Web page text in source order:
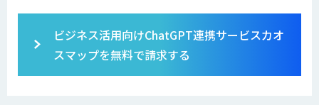
ビジネス活用向けChatGPT連携サービスカオ
スマップを無料で請求する